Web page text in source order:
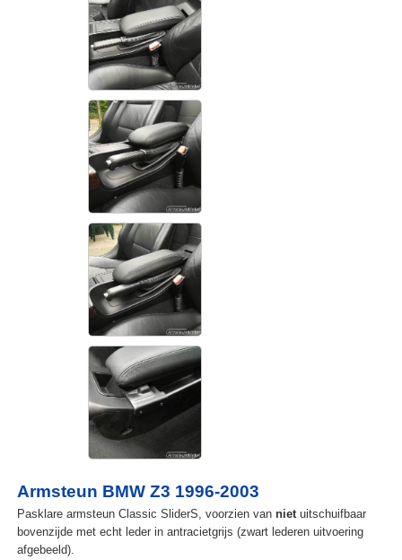
Armsteun BMW Z3 1996-2003
Pasklare armsteun Classic SliderS, voorzien van nietuitschuifbaar
bovenzijde met echt leder in antracietgrijs (zwart lederen uitvoering
afgebeeld).